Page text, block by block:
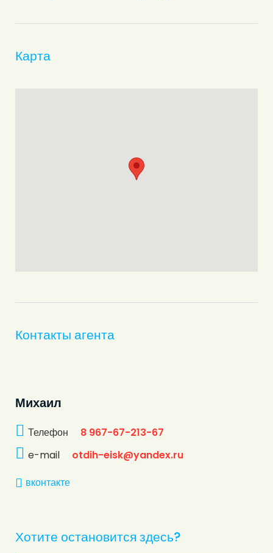
Карта
Контакты агента
Михаил
Телефон
8 967-67-213-67
e-mail
otdih-eisk@yandex.ru
вконтакте
Хотите остановится здесь?